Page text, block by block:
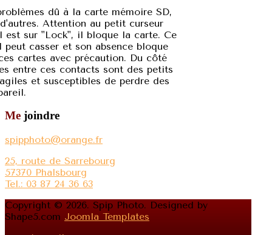
dû à la carte mémoire SD,
Attention au petit curseur
sur "Lock", il bloque la carte. Ce
casser et son absence bloque
cartes avec précaution. Du côté
entre ces contacts sont des petits
et susceptibles de perdre des
Me joindre
spipphoto@orange.fr
25, route de Sarrebourg
57370 Phalsbourg
Tel.: 03 87 24 36 63
Copyright © 2026. Spip Photo. Designed by
Shape5.com Joomla Templates